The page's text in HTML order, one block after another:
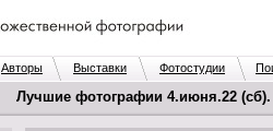
Авторы Выставки Фотостудии
Лучшие фотографии 4.июня.22 (сб).